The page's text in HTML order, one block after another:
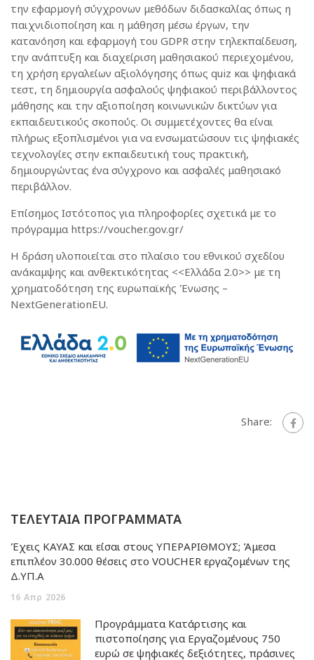
την εφαρμογή σύγχρονων μεθόδων διδασκαλίας όπως η
παιχνιδιοποίηση και η μάθηση μέσω έργων, την
κατανόηση και εφαρμογή του GDPR στην τηλεκπαίδευση,
την ανάπτυξη και διαχείριση μαθησιακού περιεχομένου,
τη χρήση εργαλείων αξιολόγησης όπως quiz και ψηφιακά
τεστ, τη δημιουργία ασφαλούς ψηφιακού περιβάλλοντος
μάθησης και την αξιοποίηση κοινωνικών δικτύων για
εκπαιδευτικούς σκοπούς. Οι συμμετέχοντες θα είναι
πλήρως εξοπλισμένοι για να ενσωματώσουν τις ψηφιακές
τεχνολογίες στην εκπαιδευτική τους πρακτική,
δημιουργώντας ένα σύγχρονο και ασφαλές μαθησιακό
περιβάλλον.
Επίσημος Ιστότοπος για πληροφορίες σχετικά με το
πρόγραμμα https://voucher.gov.gr/
Η δράση υλοποιείται στο πλαίσιο του εθνικού σχεδίου
ανάκαμψης και ανθεκτικότητας <<Ελλάδα 2.0>> με τη
χρηματοδότηση της ευρωπαϊκής Ένωσης –
NextGenerationEU.
Share:
ΤΕΛΕΥΤΑΙΑ ΠΡΟΓΡΑΜΜΑΤΑ
Έχεις ΚΑΥΑΣ και είσαι στους ΥΠΕΡΑΡΙΘΜΟΥΣ; Άμεσα
επιπλέον 30.000 θέσεις στο VOUCHER εργαζομένων της
Δ.ΥΠ.Α
16 Απρ 2026
Προγράμματα Κατάρτισης και
πιστοποίησης για Εργαζομένους 750
ευρώ σε ψηφιακές δεξιότητες, πράσινες